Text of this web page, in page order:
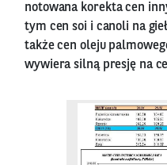
notowana korekta cen
tym cen soi i canoli na
także cen oleju
wywiera silną presję na